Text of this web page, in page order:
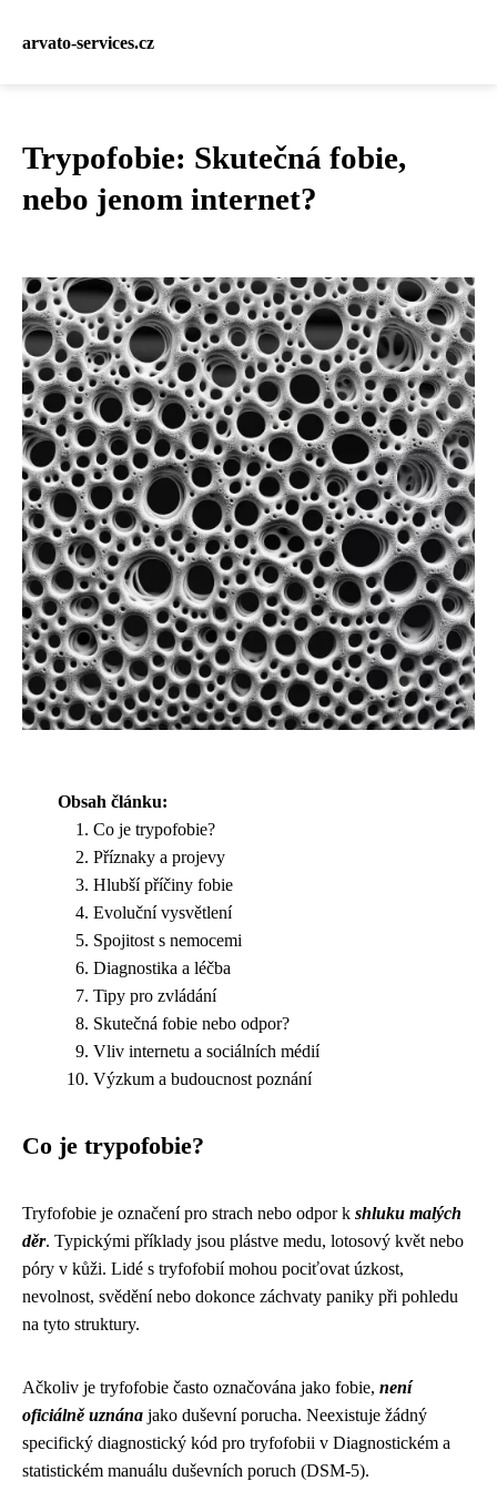
arvato-services.cz
Trypofobie: Skutečná fobie,
nebo jenom internet?
Obsah článku:
Co je trypofobie?
Příznaky a projevy
Hlubší příčiny fobie
Evoluční vysvětlení
Spojitost s nemocemi
Diagnostika a léčba
Tipy pro zvládání
Skutečná fobie nebo odpor?
Vliv internetu a sociálních médií
Výzkum a budoucnost poznání
Co je trypofobie?
Tryfofobie je označení pro strach nebo odpor k shluku malých
děr. Typickými příklady jsou plástve medu, lotosový květ nebo
póry v kůži. Lidé s tryfofobií mohou pociťovat úzkost,
nevolnost, svědění nebo dokonce záchvaty paniky při pohledu
na tyto struktury.
Ačkoliv je tryfofobie často označována jako fobie, není
oficiálně uznána jako duševní porucha. Neexistuje žádný
specifický diagnostický kód pro tryfofobii v Diagnostickém a
statistickém manuálu duševních poruch (DSM-5).